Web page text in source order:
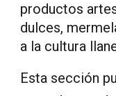
productos
dulces,
a la cultura
Esta sección